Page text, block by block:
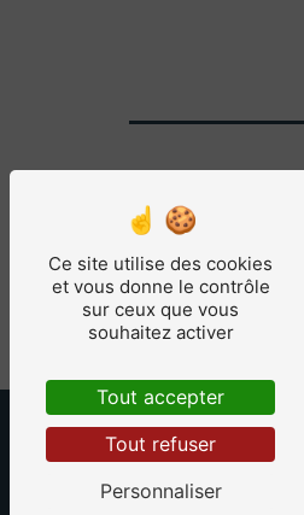
** Les données
seul but de répondre à
Vous disposez de droits
autorité de contrôle,
électronique à l'adresse
prescription légale aux
Consultez le site cnil.fr
Ce site utilise des cookies
et vous donne le contrôle
sur ceux que vous
souhaitez activer
Tout accepter
Tout refuser
Personnaliser